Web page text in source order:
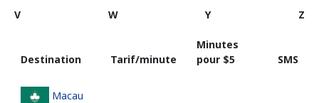
V
W Y Z
Destination Tarif/minute
Minutes
pour ⁦$5⁩
SMS
Macau